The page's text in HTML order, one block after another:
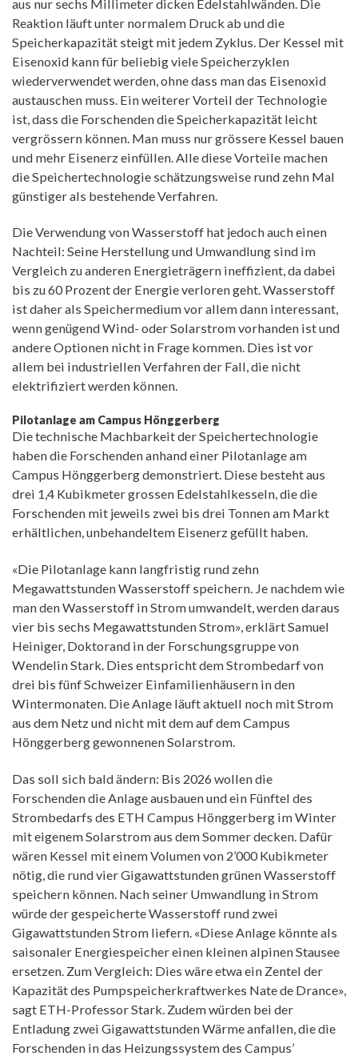
aus nur sechs Millimeter dicken Edelstahlwänden. Die
Reaktion läuft unter normalem Druck ab und die
Speicherkapazität steigt mit jedem Zyklus. Der Kessel mit
Eisenoxid kann für beliebig viele Speicherzyklen
wiederverwendet werden, ohne dass man das Eisenoxid
austauschen muss. Ein weiterer Vorteil der Technologie
ist, dass die Forschenden die Speicherkapazität leicht
vergrössern können. Man muss nur grössere Kessel bauen
und mehr Eisenerz einfüllen. Alle diese Vorteile machen
die Speichertechnologie schätzungsweise rund zehn Mal
günstiger als bestehende Verfahren.
Die Verwendung von Wasserstoff hat jedoch auch einen
Nachteil: Seine Herstellung und Umwandlung sind im
Vergleich zu anderen Energieträgern ineffizient, da dabei
bis zu 60 Prozent der Energie verloren geht. Wasserstoff
ist daher als Speichermedium vor allem dann interessant,
wenn genügend Wind- oder Solarstrom vorhanden ist und
andere Optionen nicht in Frage kommen. Dies ist vor
allem bei industriellen Verfahren der Fall, die nicht
elektrifiziert werden können.
Pilotanlage am Campus Hönggerberg
Die technische Machbarkeit der Speichertechnologie
haben die Forschenden anhand einer Pilotanlage am
Campus Hönggerberg demonstriert. Diese besteht aus
drei 1,4 Kubikmeter grossen Edelstahlkesseln, die die
Forschenden mit jeweils zwei bis drei Tonnen am Markt
erhältlichen, unbehandeltem Eisenerz gefüllt haben.
«Die Pilotanlage kann langfristig rund zehn
Megawattstunden Wasserstoff speichern. Je nachdem wie
man den Wasserstoff in Strom umwandelt, werden daraus
vier bis sechs Megawattstunden Strom», erklärt Samuel
Heiniger, Doktorand in der Forschungsgruppe von
Wendelin Stark. Dies entspricht dem Strombedarf von
drei bis fünf Schweizer Einfamilienhäusern in den
Wintermonaten. Die Anlage läuft aktuell noch mit Strom
aus dem Netz und nicht mit dem auf dem Campus
Hönggerberg gewonnenen Solarstrom.
Das soll sich bald ändern: Bis 2026 wollen die
Forschenden die Anlage ausbauen und ein Fünftel des
Strombedarfs des ETH Campus Hönggerberg im Winter
mit eigenem Solarstrom aus dem Sommer decken. Dafür
wären Kessel mit einem Volumen von 2’000 Kubikmeter
nötig, die rund vier Gigawattstunden grünen Wasserstoff
speichern können. Nach seiner Umwandlung in Strom
würde der gespeicherte Wasserstoff rund zwei
Gigawattstunden Strom liefern. «Diese Anlage könnte als
saisonaler Energiespeicher einen kleinen alpinen Stausee
ersetzen. Zum Vergleich: Dies wäre etwa ein Zentel der
Kapazität des Pumpspeicherkraftwerkes Nate de Drance»,
sagt ETH-Professor Stark. Zudem würden bei der
Entladung zwei Gigawattstunden Wärme anfallen, die die
Forschenden in das Heizungssystem des Campus’